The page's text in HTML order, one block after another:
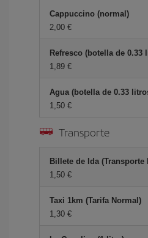
Cappuccino (normal)
2,00 €
Refresco (botella de 0.33
1,89 €
Agua (botella de 0.33
1,50 €
Transporte
Billete de Ida (Transporte
1,50 €
Taxi 1km (Tarifa Normal)
1,30 €